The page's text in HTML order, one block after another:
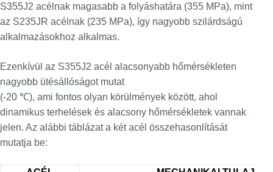
S355J2 acélnak magasabb a folyáshatára (355 MPa), mint
az S235JR acélnak (235 MPa), így nagyobb szilárdságú
alkalmazásokhoz alkalmas.
Ezenkívül az S355J2 acél alacsonyabb hőmérsékleten
nagyobb ütésállóságot mutat
(-20 ℃), ami fontos olyan körülmények között, ahol
dinamikus terhelések és alacsony hőmérsékletek vannak
jelen. Az alábbi táblázat a két acél összehasonlítását
mutatja be: